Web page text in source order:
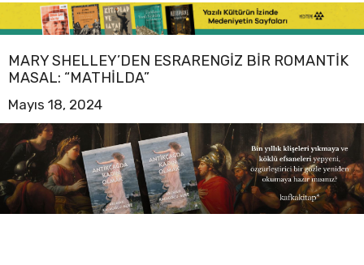
MARY SHELLEY’DEN ESRARENGIZ BIR ROMANTIK
MASAL: “MATHILDA”
Mayıs 18, 2024